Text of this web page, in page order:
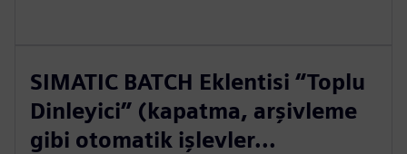
SIMATIC BATCH Eklentisi “Toplu
Dinleyici” (kapatma, arşivleme
gibi otomatik işlevler...